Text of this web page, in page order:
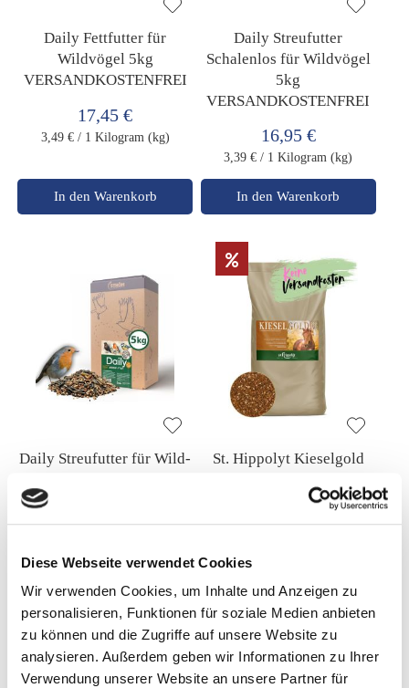
Diese Webseite verwendet Cookies
Wir verwenden Cookies, um Inhalte und Anzeigen zu
personalisieren, Funktionen für soziale Medien anbieten
zu können und die Zugriffe auf unsere Website zu
analysieren. Außerdem geben wir Informationen zu Ihrer
Verwendung unserer Website an unsere Partner für
Daily Fettfutter für
Wildvögel 5kg
VERSANDKOSTENFREI
17,45 €
3,49 € / 1 Kilogram (kg)
In den Warenkorb
Daily Streufutter
Schalenlos für Wildvögel
5kg
VERSANDKOSTENFREI
16,95 €
3,39 € / 1 Kilogram (kg)
In den Warenkorb
Daily Streufutter für Wild-
VERSANDKOSTENFREI
3,15 € / 1 Kilogram (kg)
Mehr
St. Hippolyt Kieselgold
3,76 €
In den Warenkorb